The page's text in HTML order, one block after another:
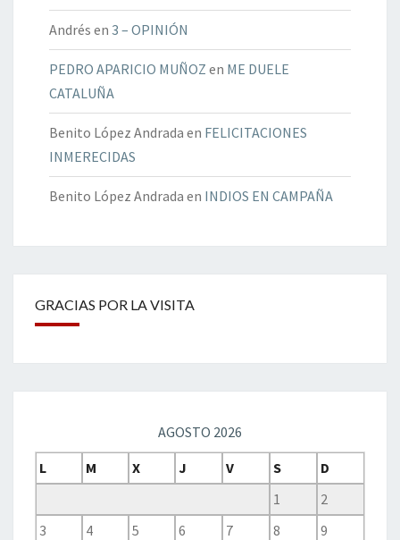
Andrés en 3 – OPINIÓN
PEDRO APARICIO MUÑOZ en ME DUELE
CATALUÑA
Benito López Andrada en FELICITACIONES
INMERECIDAS
Benito López Andrada en INDIOS EN CAMPAÑA
GRACIAS POR LA VISITA
AGOSTO 2026
L
M X J V S
D
1
2
3
4 5 6 7 8
9